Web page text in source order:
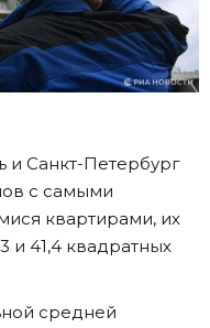
и Санкт-Петербург
с самыми
квартирами, их
и 41,4 квадратных
средней